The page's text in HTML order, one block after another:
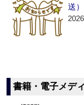
送
書籍・電子メデ